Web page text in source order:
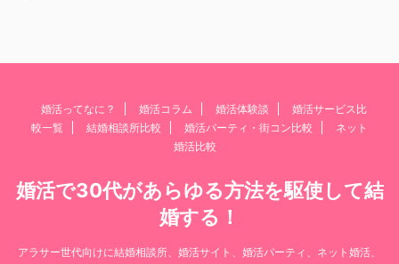
婚活ってなに？ 婚活コラム 婚活体験談
婚活サービス比
較一覧
結婚相談所比較 婚活パーティ・街コン比較
ネット
婚活比較
婚活で30代があらゆる方法を駆使して結
婚する！
アラサー世代向けに結婚相談所、婚活サイト、婚活パーティ、ネット婚活、